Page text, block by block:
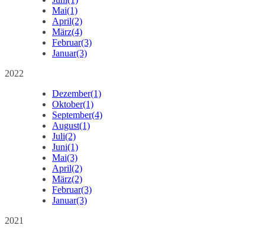
Mai(1)
April(2)
März(4)
Februar(3)
Januar(3)
2022
Dezember(1)
Oktober(1)
September(4)
August(1)
Juli(2)
Juni(1)
Mai(3)
April(2)
März(2)
Februar(3)
Januar(3)
2021